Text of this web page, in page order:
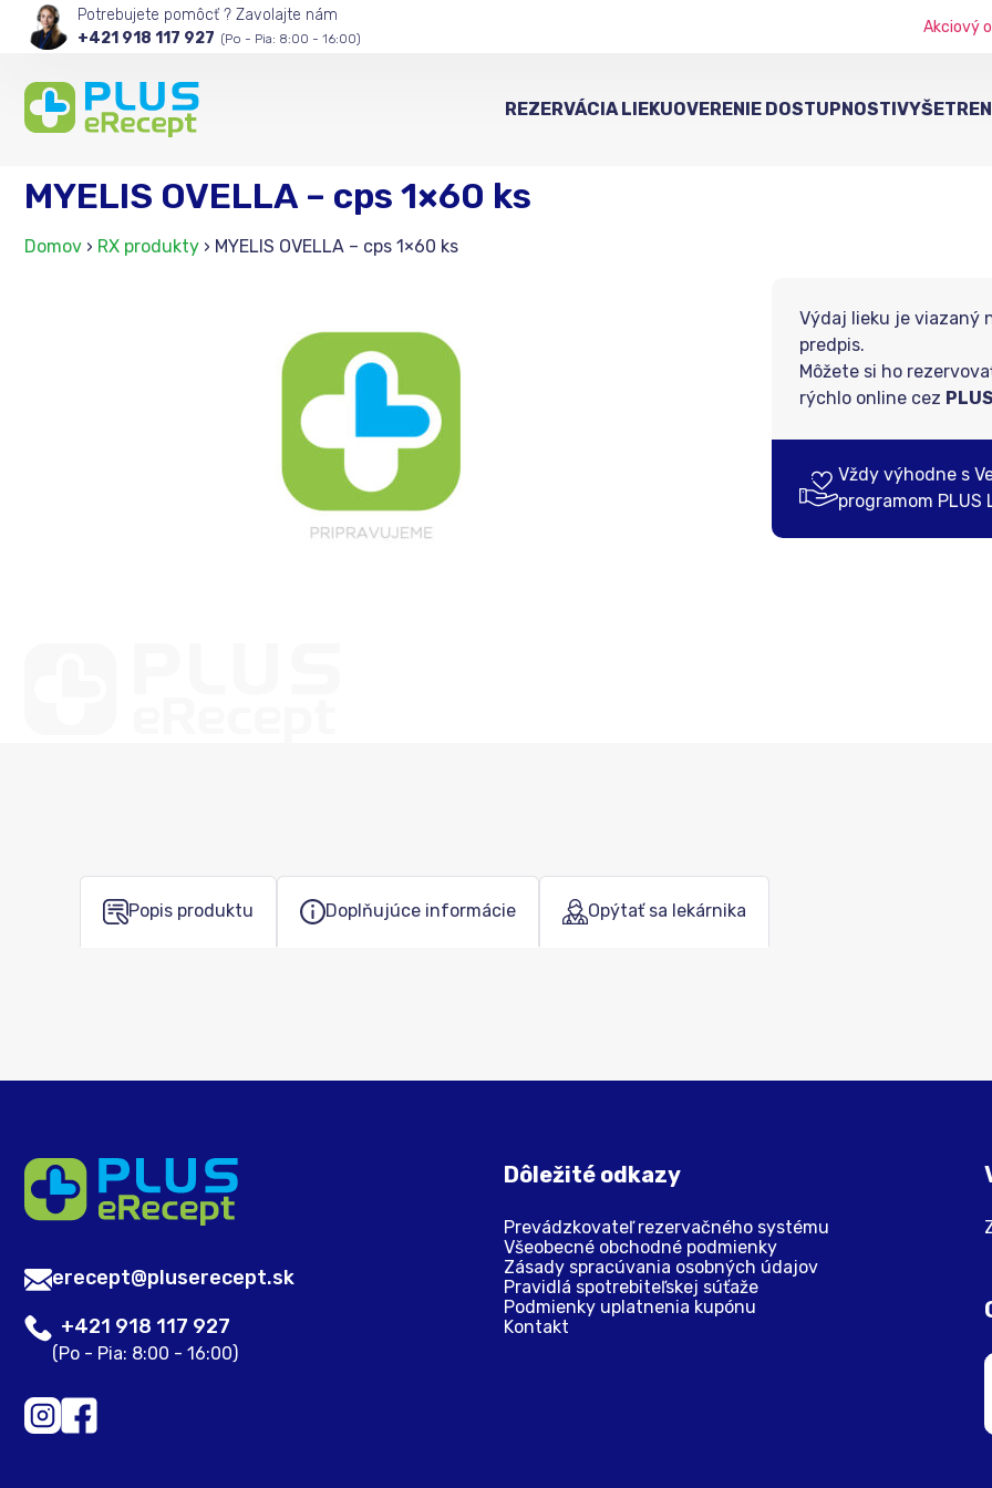
Potrebujete pomôcť ? Zavolajte nám
+421 918 117 927 (Po - Pia: 8:00 - 16:00)
Akciový
REZERVÁCIA LIEKUOVERENIE DOSTUPNOSTI
MYELIS OVELLA – cps 1×60 ks
Domov › RX produkty › MYELIS OVELLA – cps 1×60 ks
Výdaj lieku je viazaný
predpis.
Môžete si ho
rýchlo online cez
Vždy výhodne s
programom PLUS
Popis produktu Doplňujúce informácie Opýtať sa lekárnika
erecept@pluserecept.sk
+421 918 117 927
(Po - Pia: 8:00 - 16:00)
Dôležité odkazy
Prevádzkovateľ rezervačného systému
Všeobecné obchodné podmienky
Zásady spracúvania osobných údajov
Pravidlá spotrebiteľskej súťaže
Podmienky uplatnenia kupónu
Kontakt